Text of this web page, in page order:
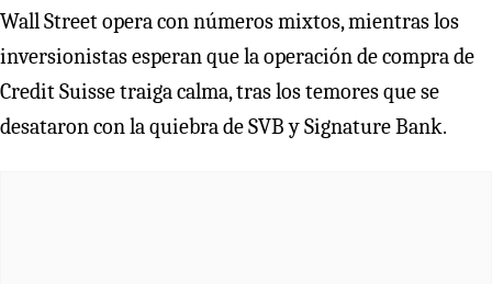
Wall Street opera con números mixtos, mientras los
inversionistas esperan que la operación de compra de
Credit Suisse traiga calma, tras los temores que se
desataron con la quiebra de SVB y Signature Bank.